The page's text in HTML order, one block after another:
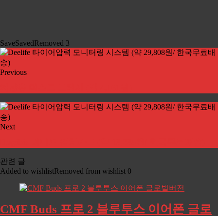
SaveSavedRemoved 3
Previous
Next
관련 글
Added to wishlistRemoved from wishlist 0
CMF Buds 프로 2 블루투스 이어폰 글로